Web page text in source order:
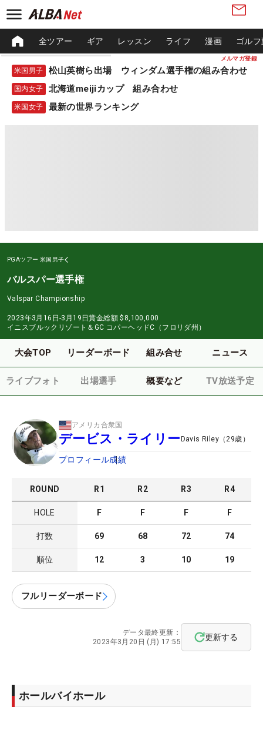
メルマガ登録
全ツアー ギア レッスン ライフ 漫画 ゴル
米国男子 松山英樹ら出場 ウィンダム選手権の組み合わせ
国内女子 北海道meijiカップ 組み合わせ
米国女子 最新の世界ランキング
PGAツアー 米国男子
バルスパー選手権
Valspar Championship
2023年3月16日-3月19日賞金総額 $8,100,000
イニスブルックリゾート＆GC コパーヘッドC（フロリダ州）
大会TOP リーダーボード 組み合せ ニュース
ライブフォト 出場選手 概要など TV放送予定
アメリカ合衆国
デービス・ライリーDavis Riley （ 29歳）
プロフィール成績
ROUND R1 R2 R3 R4
HOLE F F F F
打数 69 68 72 74
順位 12 3 10 19
フルリーダーボード
データ最終更新：
2023年3月20日 (月) 17:55
更新する
ホールバイホール